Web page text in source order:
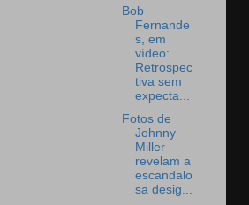
Bob
Fernande
s, em
vídeo:
Retrospec
tiva sem
expecta...
Fotos de
Johnny
Miller
revelam a
escandalo
sa desig...